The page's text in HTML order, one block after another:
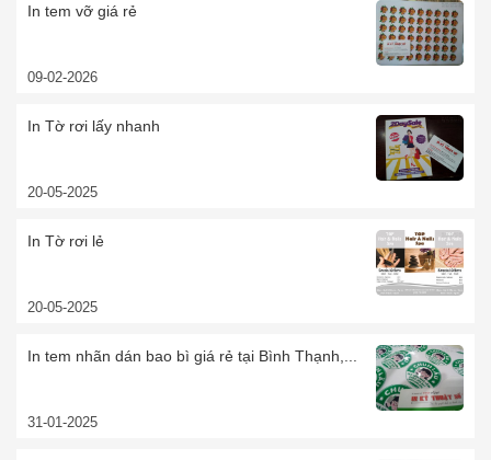
In tem vỡ giá rẻ
09-02-2026
In Tờ rơi lấy nhanh
20-05-2025
In Tờ rơi lẻ
20-05-2025
In tem nhãn dán bao bì giá rẻ tại Bình Thạnh,...
31-01-2025